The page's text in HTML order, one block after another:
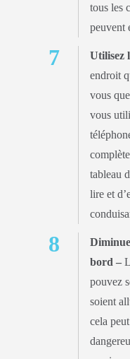
tous les
peuvent
Utilisez
endroit
vous
vous
tableau
lire et
bord –
pouvez
soient
cela